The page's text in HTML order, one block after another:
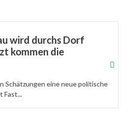
wird durchs Dorf
kommen die
Schätzungen eine neue politische
Fast...